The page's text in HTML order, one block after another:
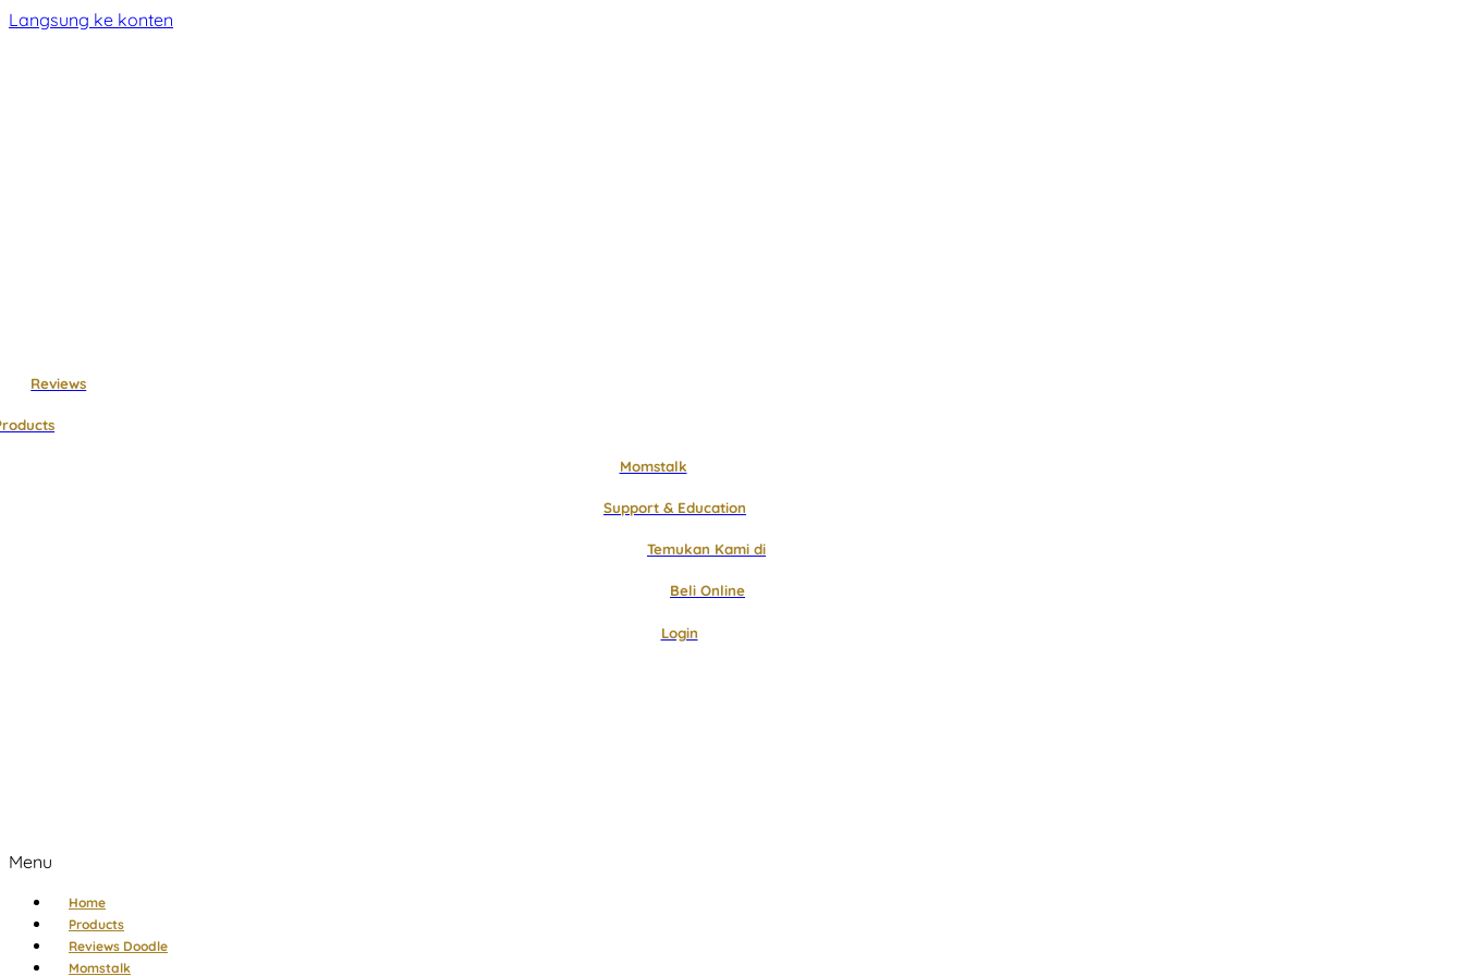
Langsung ke konten
Reviews
Momstalk
Support & Education
Temukan Kami di
Beli Online
Login
Menu
Home
Products
Reviews Doodle
Momstalk